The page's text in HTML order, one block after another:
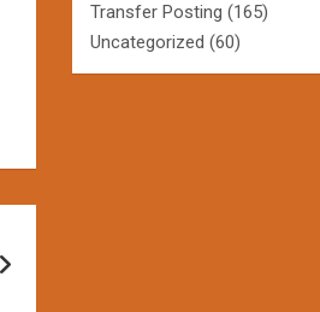
Transfer Posting (165)
Uncategorized (60)